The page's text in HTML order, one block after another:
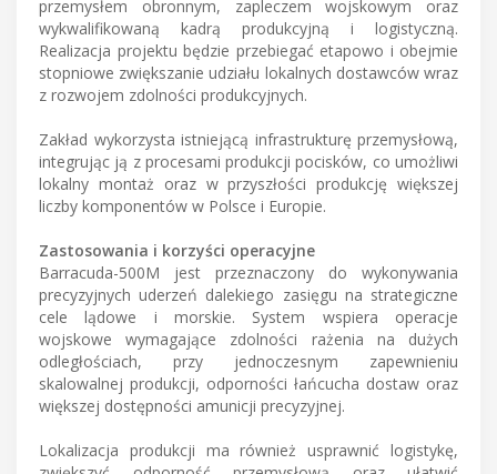
przemysłem obronnym, zapleczem wojskowym oraz
wykwalifikowaną kadrą produkcyjną i logistyczną.
Realizacja projektu będzie przebiegać etapowo i obejmie
stopniowe zwiększanie udziału lokalnych dostawców wraz
z rozwojem zdolności produkcyjnych.
Zakład wykorzysta istniejącą infrastrukturę przemysłową,
integrując ją z procesami produkcji pocisków, co umożliwi
lokalny montaż oraz w przyszłości produkcję większej
liczby komponentów w Polsce i Europie.
Zastosowania i korzyści operacyjne
Barracuda-500M jest przeznaczony do wykonywania
precyzyjnych uderzeń dalekiego zasięgu na strategiczne
cele lądowe i morskie. System wspiera operacje
wojskowe wymagające zdolności rażenia na dużych
odległościach, przy jednoczesnym zapewnieniu
skalowalnej produkcji, odporności łańcucha dostaw oraz
większej dostępności amunicji precyzyjnej.
Lokalizacja produkcji ma również usprawnić logistykę,